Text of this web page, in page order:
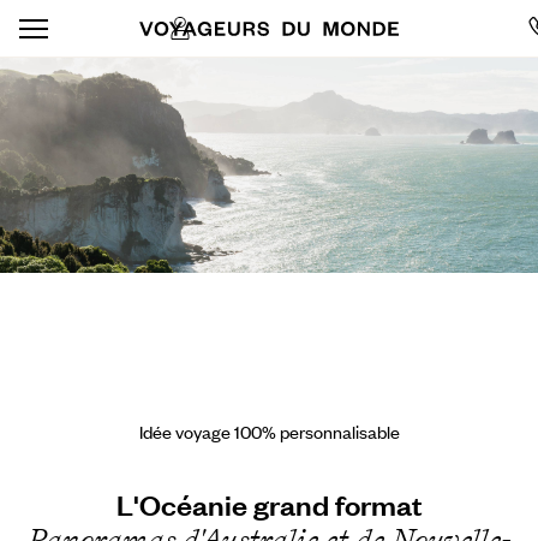
Idée voyage 100% personnalisable
L'Océanie grand format